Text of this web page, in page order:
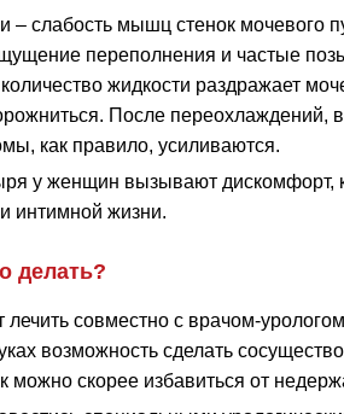
– слабость мышц стенок мочевого
переполнения и частые
жидкости раздражает
После переохлаждений,
как правило, усиливаются.
у женщин вызывают дискомфорт,
интимной жизни.
делать?
лечить совместно с врачом-
возможность сделать
скорее избавиться от